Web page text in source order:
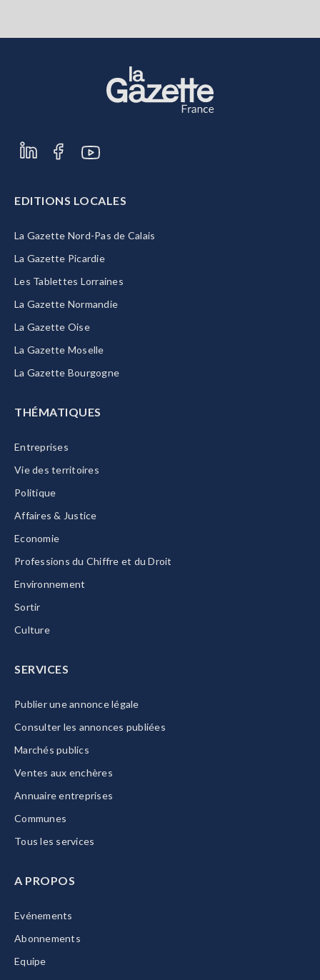
EDITIONS LOCALES
La Gazette Nord-Pas de Calais
La Gazette Picardie
Les Tablettes Lorraines
La Gazette Normandie
La Gazette Oise
La Gazette Moselle
La Gazette Bourgogne
THÉMATIQUES
Entreprises
Vie des territoires
Politique
Affaires & Justice
Economie
Professions du Chiffre et du Droit
Environnement
Sortir
Culture
SERVICES
Publier une annonce légale
Consulter les annonces publiées
Marchés publics
Ventes aux enchères
Annuaire entreprises
Communes
Tous les services
A PROPOS
Evénements
Abonnements
Equipe